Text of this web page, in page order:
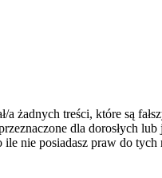
żadnych treści, które są
dla dorosłych
nie posiadasz praw do